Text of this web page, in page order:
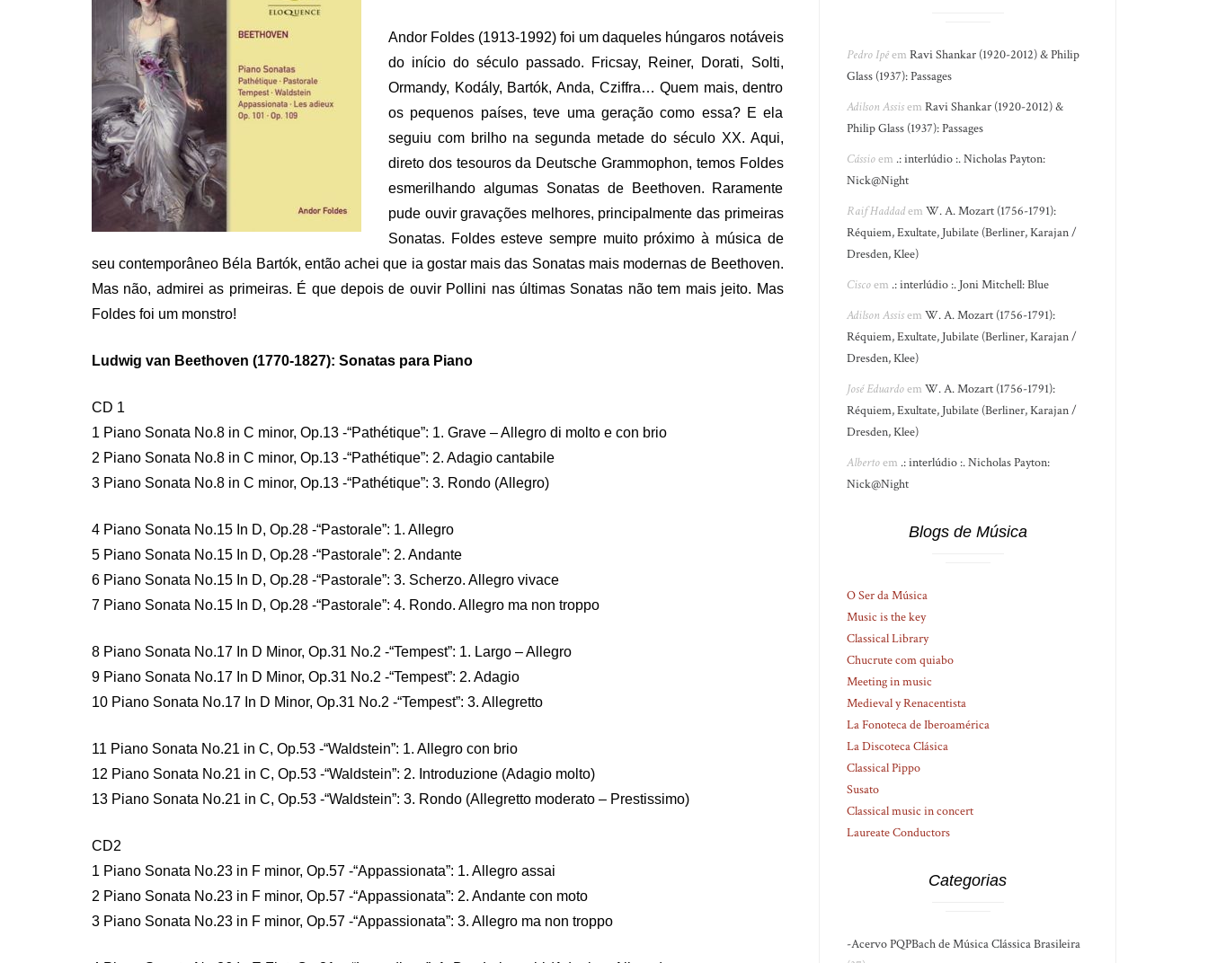
Andor Foldes (1913-1992) foi um daqueles húngaros notáveis
do início do século passado. Fricsay, Reiner, Dorati, Solti,
Ormandy, Kodály, Bartók, Anda, Cziffra… Quem mais, dentro
os pequenos países, teve uma geração como essa? E ela
seguiu com brilho na segunda metade do século XX. Aqui,
direto dos tesouros da Deutsche Grammophon, temos Foldes
esmerilhando algumas Sonatas de Beethoven. Raramente
pude ouvir gravações melhores, principalmente das primeiras
Sonatas. Foldes esteve sempre muito próximo à música de
seu contemporâneo Béla Bartók, então achei que ia gostar mais das Sonatas mais modernas de Beethoven.
Mas não, admirei as primeiras. É que depois de ouvir Pollini nas últimas Sonatas não tem mais jeito. Mas
Foldes foi um monstro!
Ludwig van Beethoven (1770-1827): Sonatas para Piano
CD 1
1 Piano Sonata No.8 in C minor, Op.13 -“Pathétique”: 1. Grave – Allegro di molto e con brio
2 Piano Sonata No.8 in C minor, Op.13 -“Pathétique”: 2. Adagio cantabile
3 Piano Sonata No.8 in C minor, Op.13 -“Pathétique”: 3. Rondo (Allegro)
4 Piano Sonata No.15 In D, Op.28 -“Pastorale”: 1. Allegro
5 Piano Sonata No.15 In D, Op.28 -“Pastorale”: 2. Andante
6 Piano Sonata No.15 In D, Op.28 -“Pastorale”: 3. Scherzo. Allegro vivace
7 Piano Sonata No.15 In D, Op.28 -“Pastorale”: 4. Rondo. Allegro ma non troppo
8 Piano Sonata No.17 In D Minor, Op.31 No.2 -“Tempest”: 1. Largo – Allegro
9 Piano Sonata No.17 In D Minor, Op.31 No.2 -“Tempest”: 2. Adagio
10 Piano Sonata No.17 In D Minor, Op.31 No.2 -“Tempest”: 3. Allegretto
11 Piano Sonata No.21 in C, Op.53 -“Waldstein”: 1. Allegro con brio
12 Piano Sonata No.21 in C, Op.53 -“Waldstein”: 2. Introduzione (Adagio molto)
13 Piano Sonata No.21 in C, Op.53 -“Waldstein”: 3. Rondo (Allegretto moderato – Prestissimo)
CD2
1 Piano Sonata No.23 in F minor, Op.57 -“Appassionata”: 1. Allegro assai
2 Piano Sonata No.23 in F minor, Op.57 -“Appassionata”: 2. Andante con moto
3 Piano Sonata No.23 in F minor, Op.57 -“Appassionata”: 3. Allegro ma non troppo
Pedro IpêemRavi Shankar (1920-2012) & Philip
Glass (1937): Passages
Adilson AssisemRavi Shankar (1920-2012) &
Philip Glass (1937): Passages
Cássioem .: interlúdio :. Nicholas Payton:
Nick@Night
Raif HaddademW. A. Mozart (1756-1791):
Réquiem, Exultate, Jubilate (Berliner, Karajan /
Dresden, Klee)
Ciscoem .: interlúdio :. Joni Mitchell: Blue
Adilson AssisemW. A. Mozart (1756-1791):
Réquiem, Exultate, Jubilate (Berliner, Karajan /
Dresden, Klee)
José EduardoemW. A. Mozart (1756-1791):
Réquiem, Exultate, Jubilate (Berliner, Karajan /
Dresden, Klee)
Albertoem .: interlúdio :. Nicholas Payton:
Nick@Night
Blogs de Música
O Ser da Música
Music is the key
Classical Library
Chucrute com quiabo
Meeting in music
Medieval y Renacentista
La Fonoteca de Iberoamérica
La Discoteca Clásica
Classical Pippo
Susato
Classical music in concert
Laureate Conductors
Categorias
-Acervo PQPBach de Música Clássica Brasileira